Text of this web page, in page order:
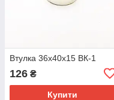
Втулка 36х40х15 ВК-1
126 ₴
Купити